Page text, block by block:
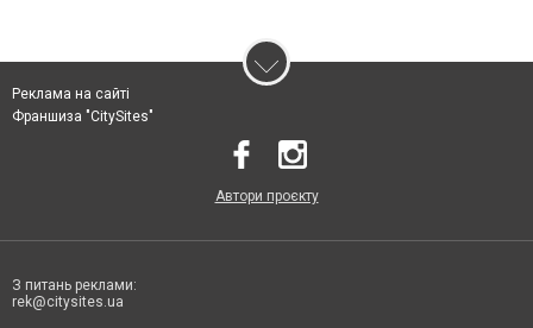
Реклама на сайті
Франшиза "CitySites"
Автори проєкту
З питань реклами:
rek@citysites.ua